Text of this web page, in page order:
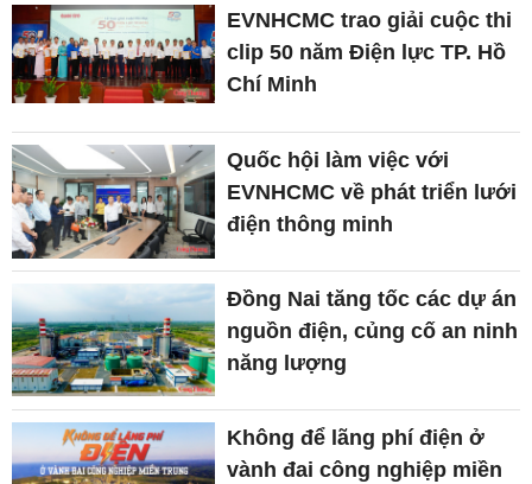
EVNHCMC trao giải cuộc thi
clip 50 năm Điện lực TP. Hồ
Chí Minh
Quốc hội làm việc với
EVNHCMC về phát triển lưới
điện thông minh
Đồng Nai tăng tốc các dự án
nguồn điện, củng cố an ninh
năng lượng
Không để lãng phí điện ở
vành đai công nghiệp miền